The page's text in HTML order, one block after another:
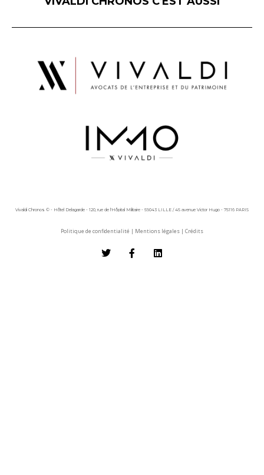
Vivaldi Chronos © - Hôtel Delagarde - 120, rue de l'Hôpital Militaire - 59043 LILLE / 45 avenue Victor Hugo - 75116 PARIS
Politique de confidentialité | Mentions légales | Crédits